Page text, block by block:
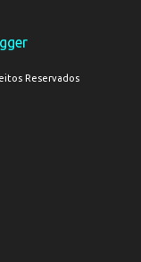
Reservados